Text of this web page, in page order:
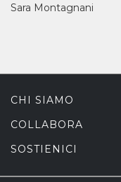
Sara Montagnani
CHI SIAMO
COLLABORA
SOSTIENICI